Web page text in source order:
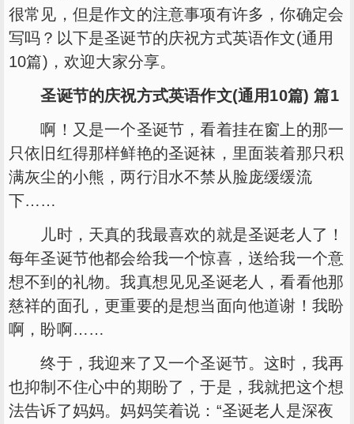
很常见，但是作文的注意事项有许多，你确定会
写吗？以下是圣诞节的庆祝方式英语作文(通用
10篇)，欢迎大家分享。
圣诞节的庆祝方式英语作文(通用10篇) 篇1
啊！又是一个圣诞节，看着挂在窗上的那一
只依旧红得那样鲜艳的圣诞袜，里面装着那只积
满灰尘的小熊，两行泪水不禁从脸庞缓缓流
下……
儿时，天真的我最喜欢的就是圣诞老人了！
每年圣诞节他都会给我一个惊喜，送给我一个意
想不到的礼物。我真想见见圣诞老人，看看他那
慈祥的面孔，更重要的是想当面向他道谢！我盼
啊，盼啊……
终于，我迎来了又一个圣诞节。这时，我再
也抑制不住心中的期盼了，于是，我就把这个想
法告诉了妈妈。妈妈笑着说：“圣诞老人是深夜